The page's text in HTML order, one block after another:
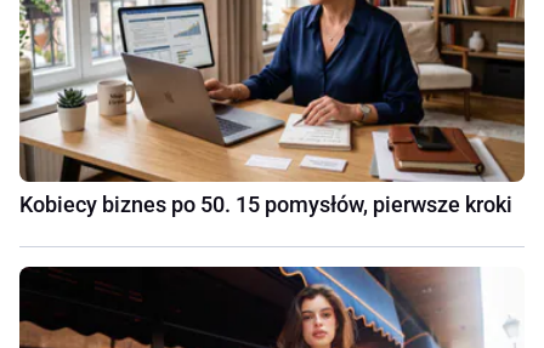
Kobiecy biznes po 50. 15 pomysłów, pierwsze kroki